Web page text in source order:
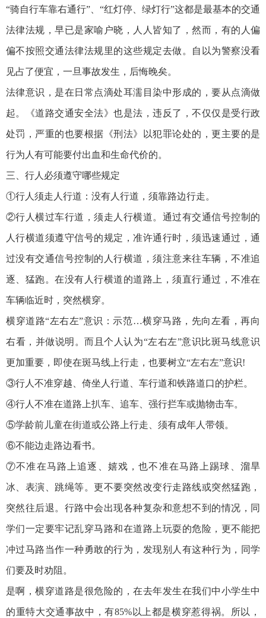
“骑自行车靠右通行”、“红灯停、绿灯行”这都是最基本的交通
法律法规，早已是家喻户晓，人人皆知了，然而，有的人偏
偏不按照交通法律法规里的这些规定去做。自以为警察没看
见占了便宜，一旦事故发生，后悔晚矣。
法律意识，是在日常点滴处耳濡目染中形成的，要从点滴做
起。《道路交通安全法》也是法，违反了，不仅仅是受行政
处罚，严重的也要根据《刑法》以犯罪论处的，更主要的是
行为人有可能要付出血和生命代价的。
三、行人必须遵守哪些规定
①行人须走人行道：没有人行道，须靠路边行走。
②行人横过车行道，须走人行横道。通过有交通信号控制的
人行横道须遵守信号的规定，准许通行时，须迅速通过，通
过没有交通信号控制的人行横道，须注意来往车辆，不准追
逐、猛跑。在没有人行横道的道路上，须直行通过，不准在
车辆临近时，突然横穿。
横穿道路“左右左”意识：示范…横穿马路，先向左看，再向
右看，并做说明。而且个人认为“左右左”意识比斑马线意识
更加重要，即使在斑马线上行走，也要树立“左右左”意识!
③行人不准穿越、倚坐人行道、车行道和铁路道口的护栏。
④行人不准在道路上扒车、追车、强行拦车或抛物击车。
⑤学龄前儿童在街道或公路上行走、须有成年人带领。
⑥不能边走路边看书。
⑦不准在马路上追逐、嬉戏，也不准在马路上踢球、溜旱
冰、表演、跳绳等。更不要突然改变行走路线或突然猛跑，
突然往后退。行路中会出现各种复杂和意想不到的情况，同
学们一定要牢记乱穿马路和在道路上玩耍的危险，更不能把
冲过马路当作一种勇敢的行为，发现别人有这种行为，同学
们要及时劝阻。
是啊，横穿道路是很危险的，在去年发生在我们中小学生中
的重特大交通事故中，有85%以上都是横穿惹得祸。所以，